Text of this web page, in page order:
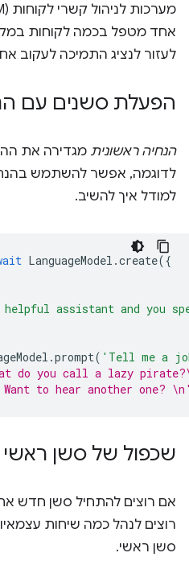
לעזור לנציג התמיכה לעקוב
הפעלת סשנים עם
הנחיה ראשונית מגדירה את
לדוגמה, אפשר להשתמש
למודל איך להשיב.
LanguageModel .create({
helpful assistant and you
.prompt( 'Tell me a
do you call a lazy
to hear another one?
שכפול של סשן ראשי
אם רוצים להתחיל סשן חדש
רוצים לנהל כמה שיחות
סשן ראשי.